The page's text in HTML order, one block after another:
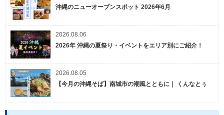
沖縄のニューオープンスポット 2026年6月
2026.08.06
2026年 沖縄の夏祭り・イベントをエリア別にご紹介！
2026.08.05
【今月の沖縄そば】南城市の潮風とともに｜ くんなとぅ